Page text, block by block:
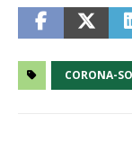
CORONA-